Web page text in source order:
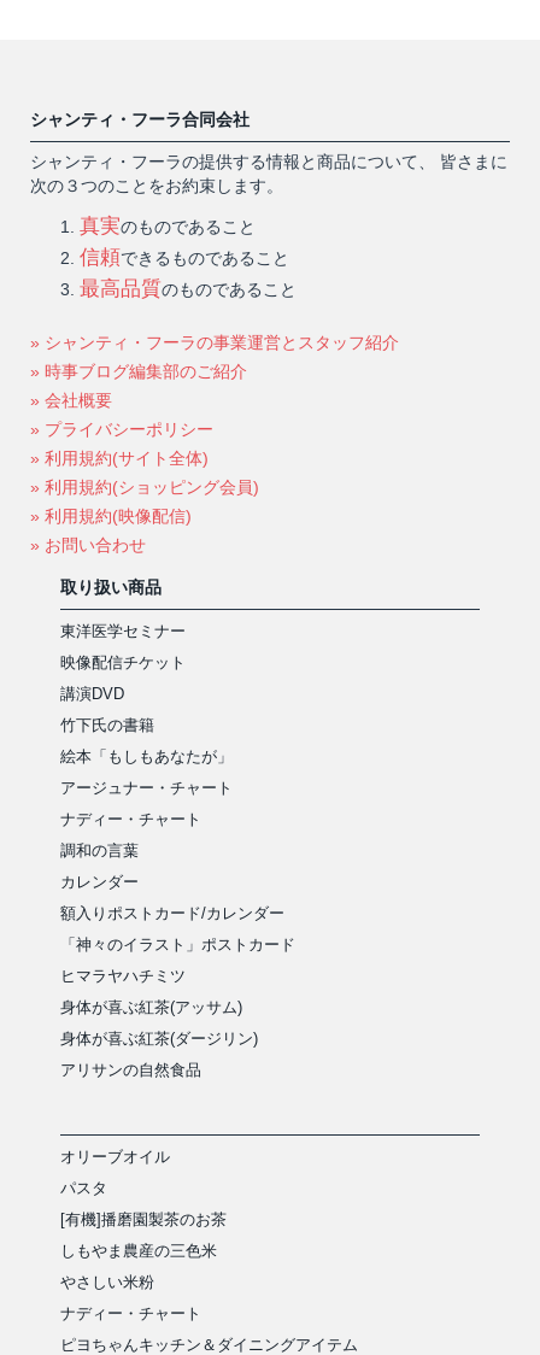
シャンティ・フーラ合同会社
シャンティ・フーラの提供する情報と商品について、 皆さまに
次の３つのことをお約束します。
真実のものであること
信頼できるものであること
最高品質のものであること
» シャンティ・フーラの事業運営とスタッフ紹介
» 時事ブログ編集部のご紹介
» 会社概要
» プライバシーポリシー
» 利用規約(サイト全体)
» 利用規約(ショッピング会員)
» 利用規約(映像配信)
» お問い合わせ
取り扱い商品
東洋医学セミナー
映像配信チケット
講演DVD
竹下氏の書籍
絵本「もしもあなたが」
アージュナー・チャート
ナディー・チャート
調和の言葉
カレンダー
額入りポストカード/カレンダー
「神々のイラスト」ポストカード
ヒマラヤハチミツ
身体が喜ぶ紅茶(アッサム)
身体が喜ぶ紅茶(ダージリン)
アリサンの自然食品
オリーブオイル
パスタ
[有機]播磨園製茶のお茶
しもやま農産の三色米
やさしい米粉
ナディー・チャート
ピヨちゃんキッチン＆ダイニングアイテム